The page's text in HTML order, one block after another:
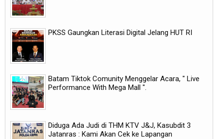
PKSS Gaungkan Literasi Digital Jelang HUT RI
Batam Tiktok Comunity Menggelar Acara, " Live
Performance With Mega Mall ".
Diduga Ada Judi di THM KTV J&J, Kasubdit 3
Jatanras : Kami Akan Cek ke Lapangan